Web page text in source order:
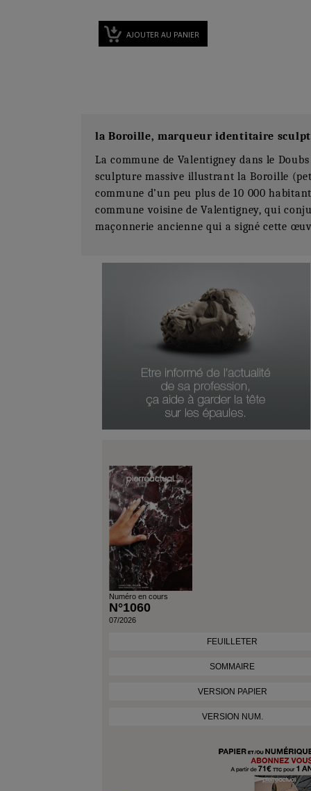
AJOUTER AU PANIER
la Boroille, marqueur identitaire
La commune de Valentigney dans le
sculpture massive illustrant la Boroille
commune d’un peu plus de 10 000
commune voisine de Valentigney, qui
maçonnerie ancienne qui a signé cette
Numéro Du Produit
Type De Produit
Genre Du Produit
Numéro en cours
N°1060
07/2026
FEUILLETER
SOMMAIRE
VERSION PAPIER
VERSION NUM.